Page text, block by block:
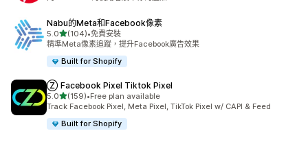
Nabu的Meta和Facebook像素
5.0滿分 5 顆星
(104)
共有 104 則評價
•免費安裝
精準Meta像素追蹤，提升Facebook廣告效果
Built for Shopify
Ⓩ Facebook Pixel Tiktok Pixel
5.0滿分 5 顆星
(159)
共有 159 則評價
•Free plan available
Track Facebook Pixel, Meta Pixel, TikTok Pixel w/ CAPI & Feed
Built for Shopify